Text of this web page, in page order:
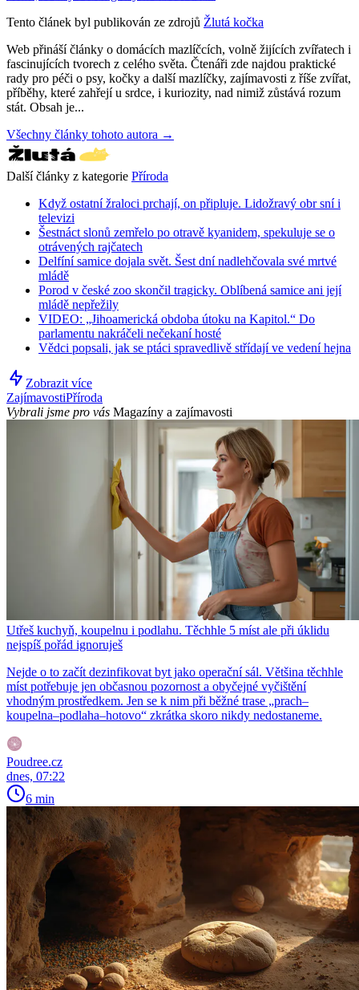
Tento článek byl publikován ze zdrojů Žlutá kočka
Web přináší články o domácích mazlíčcích, volně žijících zvířatech i
fascinujících tvorech z celého světa. Čtenáři zde najdou praktické
rady pro péči o psy, kočky a další mazlíčky, zajímavosti z říše zvířat,
příběhy, které zahřejí u srdce, i kuriozity, nad nimiž zůstává rozum
stát. Obsah je...
Všechny články tohoto autora →
Další články z kategorie Příroda
Když ostatní žraloci prchají, on připluje. Lidožravý obr sní i
televizi
Šestnáct slonů zemřelo po otravě kyanidem, spekuluje se o
otrávených rajčatech
Delfíní samice dojala svět. Šest dní nadlehčovala své mrtvé
mládě
Porod v české zoo skončil tragicky. Oblíbená samice ani její
mládě nepřežily
VIDEO: „Jihoamerická obdoba útoku na Kapitol.“ Do
parlamentu nakráčeli nečekaní hosté
Vědci popsali, jak se ptáci spravedlivě střídají ve vedení hejna
Zobrazit více
ZajímavostiPříroda
Vybrali jsme pro vás Magazíny a zajímavosti
Utřeš kuchyň, koupelnu i podlahu. Těchhle 5 míst ale při úklidu
nejspíš pořád ignoruješ
Nejde o to začít dezinfikovat byt jako operační sál. Většina těchhle
míst potřebuje jen občasnou pozornost a obyčejné vyčištění
vhodným prostředkem. Jen se k nim při běžné trase „prach–
koupelna–podlaha–hotovo“ zkrátka skoro nikdy nedostaneme.
Poudree.cz
dnes, 07:22
6 min